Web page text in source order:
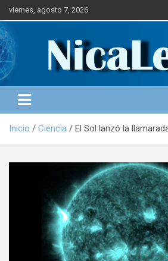
a
l
t
a
r
a
t
viernes, agosto 7, 2026
NICALEAKS
Portal de Noticias
Inicio Ciencia El Sol lanzó la